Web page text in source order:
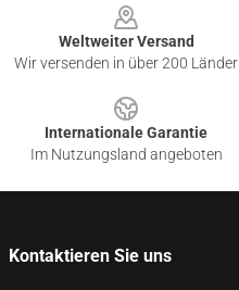
Weltweiter Versand
Wir versenden in über 200 Länder
Internationale Garantie
Im Nutzungsland angeboten
Kontaktieren Sie uns